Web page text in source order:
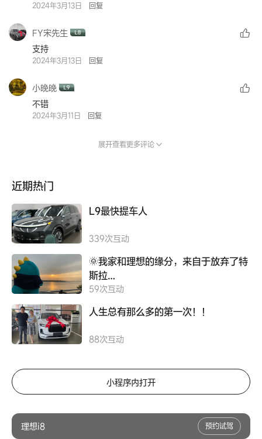
2024年3月13日 回复
FY宋先生
支持
2024年3月13日 回复
小晚晚
不错
2024年3月11日 回复
展开查看更多评论
近期热门
L9最快提车人
339次互动
🌞我家和理想的缘分，来自于放弃了特
斯拉…
59次互动
人生总有那么多的第一次！！
88次互动
小程序内打开
理想i8 预约试驾